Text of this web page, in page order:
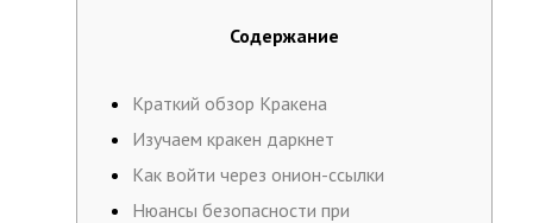
Содержание
Краткий обзор Кракена
Изучаем кракен даркнет
Как войти через онион-ссылки
Нюансы безопасности при